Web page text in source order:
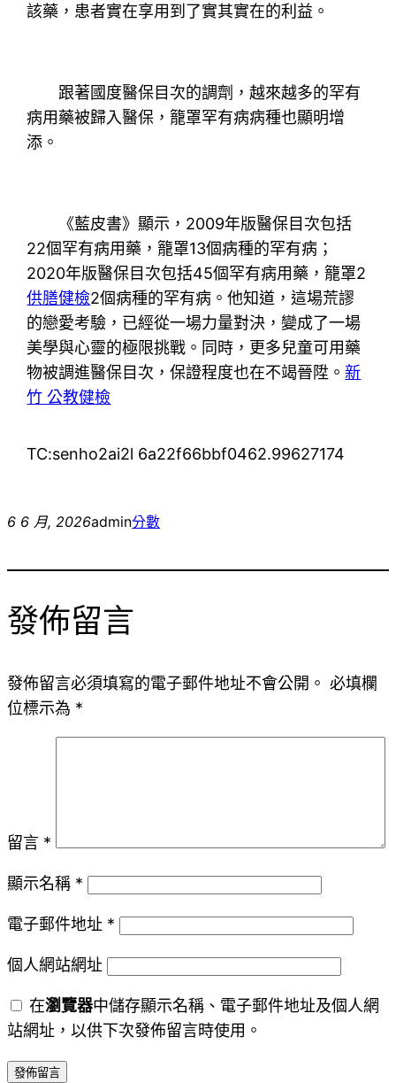
該藥，患者實在享用到了實其實在的利益。
跟著國度醫保目次的調劑，越來越多的罕有
病用藥被歸入醫保，籠罩罕有病病種也顯明增
添。
《藍皮書》顯示，2009年版醫保目次包括
22個罕有病用藥，籠罩13個病種的罕有病；
2020年版醫保目次包括45個罕有病用藥，籠罩2
供膳健檢2個病種的罕有病。他知道，這場荒謬
的戀愛考驗，已經從一場力量對決，變成了一場
美學與心靈的極限挑戰。同時，更多兒童可用藥
物被調進醫保目次，保證程度也在不竭晉陞。新
竹 公教健檢
TC:senho2ai2l 6a22f66bbf0462.99627174
6 6 月, 2026admin分數
發佈留言
發佈留言必須填寫的電子郵件地址不會公開。 必填欄
位標示為 *
留言 *
顯示名稱 *
電子郵件地址 *
個人網站網址
在瀏覽器中儲存顯示名稱、電子郵件地址及個人網
站網址，以供下次發佈留言時使用。